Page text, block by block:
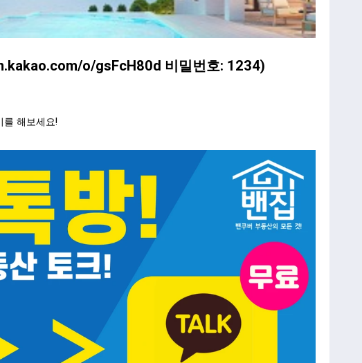
o/gsFcH80d 비밀번호: 1234)
를 해보세요!